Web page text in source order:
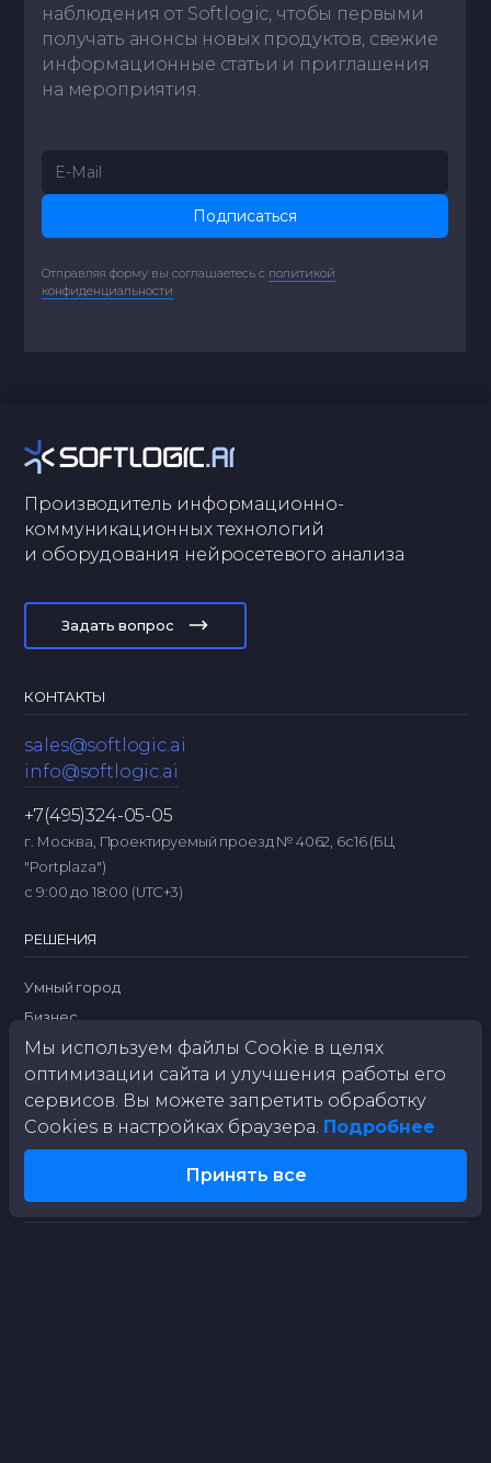
наблюдения от Softlogic, чтобы первыми
получать анонсы новых продуктов, свежие
информационные статьи и приглашения
на мероприятия.
Подписаться
Отправляя форму вы соглашаетесь с политикой
конфиденциальности
Производитель информационно-
коммуникационных технологий
и оборудования нейросетевого анализа
Задать вопрос
КОНТАКТЫ
sales@softlogic.ai
info@softlogic.ai
+7(495)324-05-05
г. Москва, Проектируемый проезд № 4062, 6с16 (БЦ
"Portplaza")
с 9:00 до 18:00 (UTC+3)
РЕШЕНИЯ
Умный город
Бизнес
Промышленность
Контроль обращения с ТКО
Автономный комплекс ИИ
Планшет инспектора
О КОМПАНИИ
Мы используем файлы Cookie в целях
оптимизации сайта и улучшения работы его
сервисов. Вы можете запретить обработку
Cookies в настройках браузера. Подробнее
Принять все